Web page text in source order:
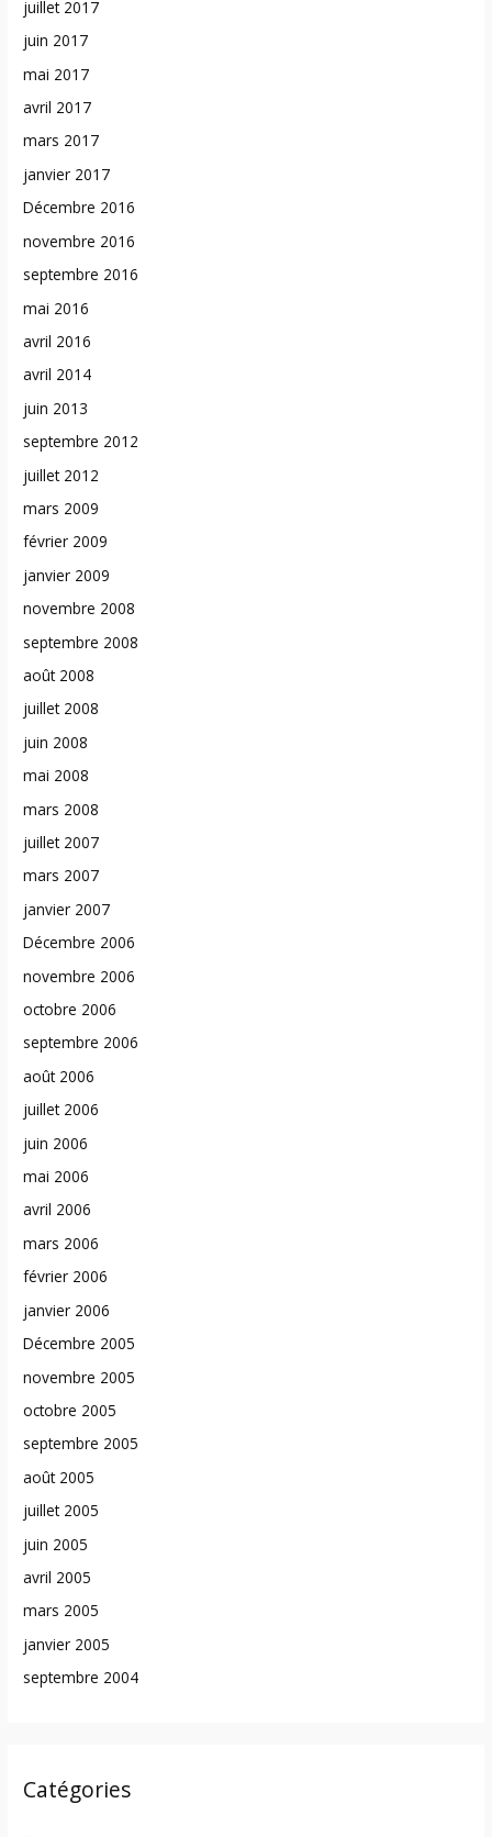
juillet 2017
juin 2017
mai 2017
avril 2017
mars 2017
janvier 2017
Décembre 2016
novembre 2016
septembre 2016
mai 2016
avril 2016
avril 2014
juin 2013
septembre 2012
juillet 2012
mars 2009
février 2009
janvier 2009
novembre 2008
septembre 2008
août 2008
juillet 2008
juin 2008
mai 2008
mars 2008
juillet 2007
mars 2007
janvier 2007
Décembre 2006
novembre 2006
octobre 2006
septembre 2006
août 2006
juillet 2006
juin 2006
mai 2006
avril 2006
mars 2006
février 2006
janvier 2006
Décembre 2005
novembre 2005
octobre 2005
septembre 2005
août 2005
juillet 2005
juin 2005
avril 2005
mars 2005
janvier 2005
septembre 2004
Catégories